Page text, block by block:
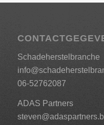
Schadeherstelbranche
06-52762087
ADAS Partners